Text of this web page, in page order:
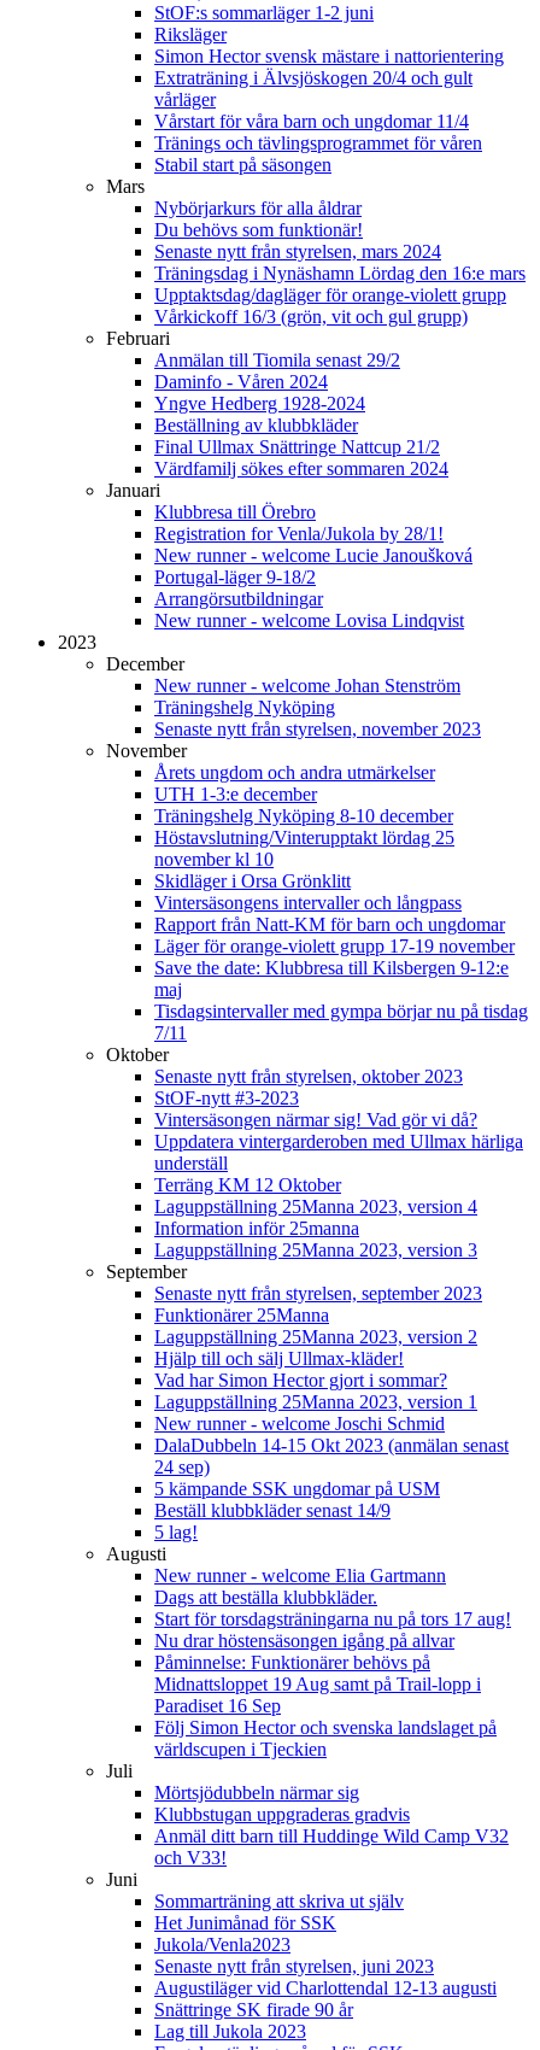
StOF:s sommarläger 1-2 juni
Riksläger
Simon Hector svensk mästare i nattorientering
Extraträning i Älvsjöskogen 20/4 och gult
vårläger
Vårstart för våra barn och ungdomar 11/4
Tränings och tävlingsprogrammet för våren
Stabil start på säsongen
Mars
Nybörjarkurs för alla åldrar
Du behövs som funktionär!
Senaste nytt från styrelsen, mars 2024
Träningsdag i Nynäshamn Lördag den 16:e mars
Upptaktsdag/dagläger för orange-violett grupp
Vårkickoff 16/3 (grön, vit och gul grupp)
Februari
Anmälan till Tiomila senast 29/2
Daminfo - Våren 2024
Yngve Hedberg 1928-2024
Beställning av klubbkläder
Final Ullmax Snättringe Nattcup 21/2
Värdfamilj sökes efter sommaren 2024
Januari
Klubbresa till Örebro
Registration for Venla/Jukola by 28/1!
New runner - welcome Lucie Janoušková
Portugal-läger 9-18/2
Arrangörsutbildningar
New runner - welcome Lovisa Lindqvist
2023
December
New runner - welcome Johan Stenström
Träningshelg Nyköping
Senaste nytt från styrelsen, november 2023
November
Årets ungdom och andra utmärkelser
UTH 1-3:e december
Träningshelg Nyköping 8-10 december
Höstavslutning/Vinterupptakt lördag 25
november kl 10
Skidläger i Orsa Grönklitt
Vintersäsongens intervaller och långpass
Rapport från Natt-KM för barn och ungdomar
Läger för orange-violett grupp 17-19 november
Save the date: Klubbresa till Kilsbergen 9-12:e
maj
Tisdagsintervaller med gympa börjar nu på tisdag
7/11
Oktober
Senaste nytt från styrelsen, oktober 2023
StOF-nytt #3-2023
Vintersäsongen närmar sig! Vad gör vi då?
Uppdatera vintergarderoben med Ullmax härliga
underställ
Terräng KM 12 Oktober
Laguppställning 25Manna 2023, version 4
Information inför 25manna
Laguppställning 25Manna 2023, version 3
September
Senaste nytt från styrelsen, september 2023
Funktionärer 25Manna
Laguppställning 25Manna 2023, version 2
Hjälp till och sälj Ullmax-kläder!
Vad har Simon Hector gjort i sommar?
Laguppställning 25Manna 2023, version 1
New runner - welcome Joschi Schmid
DalaDubbeln 14-15 Okt 2023 (anmälan senast
24 sep)
5 kämpande SSK ungdomar på USM
Beställ klubbkläder senast 14/9
5 lag!
Augusti
New runner - welcome Elia Gartmann
Dags att beställa klubbkläder.
Start för torsdagsträningarna nu på tors 17 aug!
Nu drar höstensäsongen igång på allvar
Påminnelse: Funktionärer behövs på
Midnattsloppet 19 Aug samt på Trail-lopp i
Paradiset 16 Sep
Följ Simon Hector och svenska landslaget på
världscupen i Tjeckien
Juli
Mörtsjödubbeln närmar sig
Klubbstugan uppgraderas gradvis
Anmäl ditt barn till Huddinge Wild Camp V32
och V33!
Juni
Sommarträning att skriva ut själv
Het Junimånad för SSK
Jukola/Venla2023
Senaste nytt från styrelsen, juni 2023
Augustiläger vid Charlottendal 12-13 augusti
Snättringe SK firade 90 år
Lag till Jukola 2023